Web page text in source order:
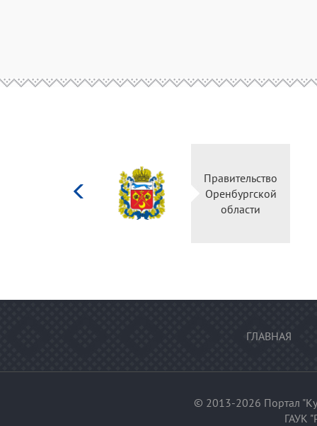
Правительство
Оренбургской
области
ГЛАВНАЯ
© 2013-2026 Портал
ГАУК